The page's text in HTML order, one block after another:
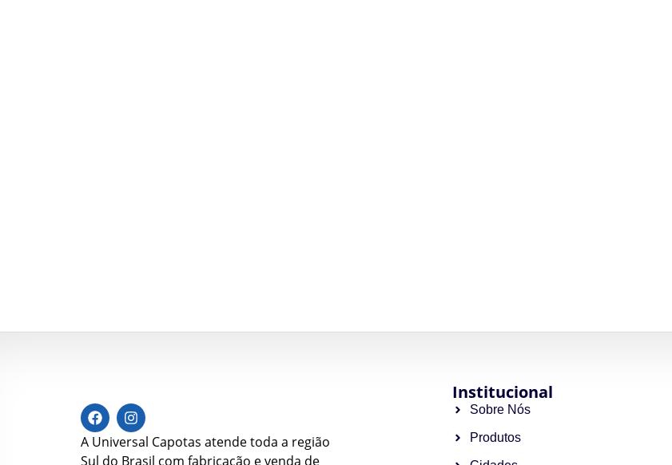
A Universal Capotas atende toda a região
Sul do Brasil com fabricação e venda de
Institucional
Sobre Nós
Produtos